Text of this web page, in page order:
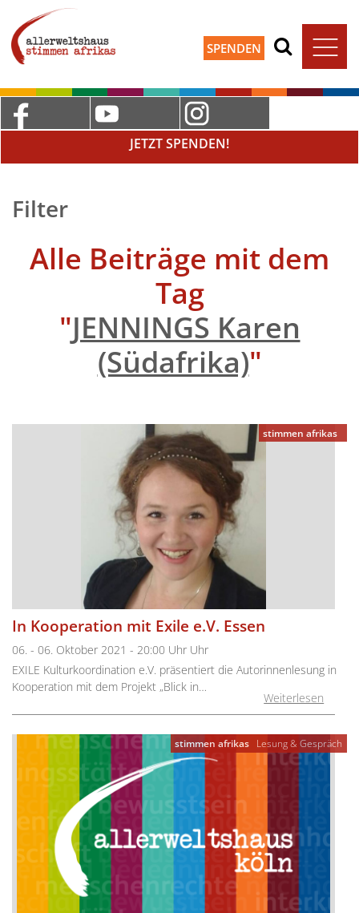
SPENDEN
JETZT SPENDEN!
Filter
Alle Beiträge mit dem
Tag
"JENNINGS Karen
(Südafrika)"
stimmen afrikas
In Kooperation mit Exile e.V. Essen
06. - 06. Oktober 2021 - 20:00 Uhr Uhr
EXILE Kulturkoordination e.V. präsentiert die Autorinnenlesung in
Kooperation mit dem Projekt „Blick in…
Weiterlesen
stimmen afrikas Lesung & Gespräch